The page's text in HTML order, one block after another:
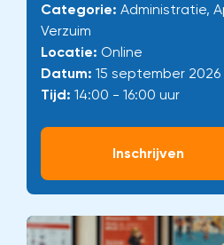
Categorie: Administratie,
Verzuim
Locatie: Online
Datum: 15 september 2026
Tijd: 14:00 - 16:00 uur
Inschrijven